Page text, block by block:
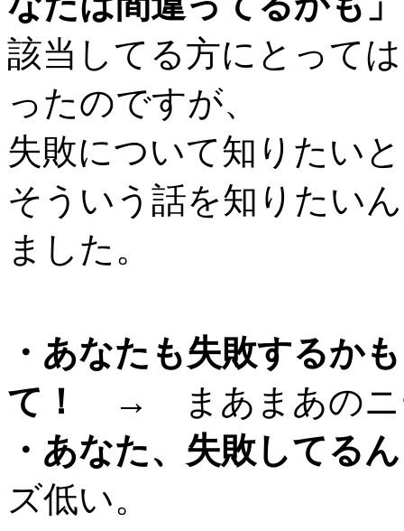
該当してる方にとって
ったのですが、
失敗について知りたい
そういう話を知りたい
ました。
・あなたも失敗するか
て！
→ まあまあのニ
・あなた、失敗してる
ズ低い。